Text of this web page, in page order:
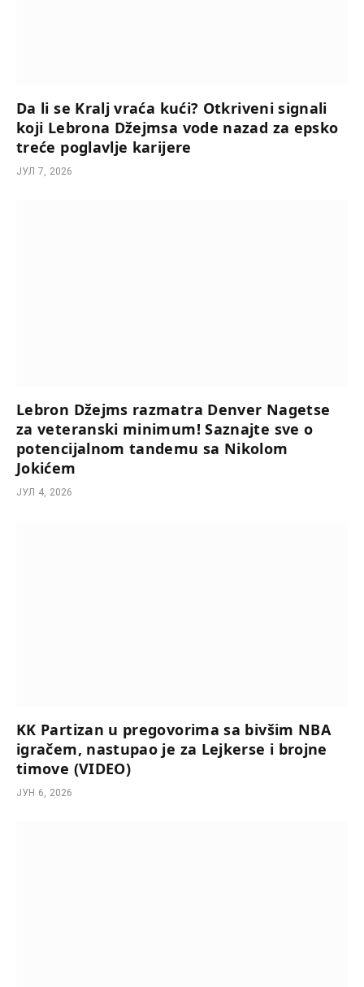
Da li se Kralj vraća kući? Otkriveni signali
koji Lebrona Džejmsa vode nazad za epsko
treće poglavlje karijere
ЈУЛ 7, 2026
Lebron Džejms razmatra Denver Nagetse
za veteranski minimum! Saznajte sve o
potencijalnom tandemu sa Nikolom
Jokićem
ЈУЛ 4, 2026
KK Partizan u pregovorima sa bivšim NBA
igračem, nastupao je za Lejkerse i brojne
timove (VIDEO)
ЈУН 6, 2026